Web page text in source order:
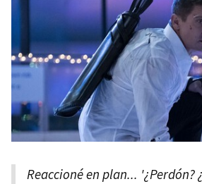
Reaccioné en plan... '¿Perdón?